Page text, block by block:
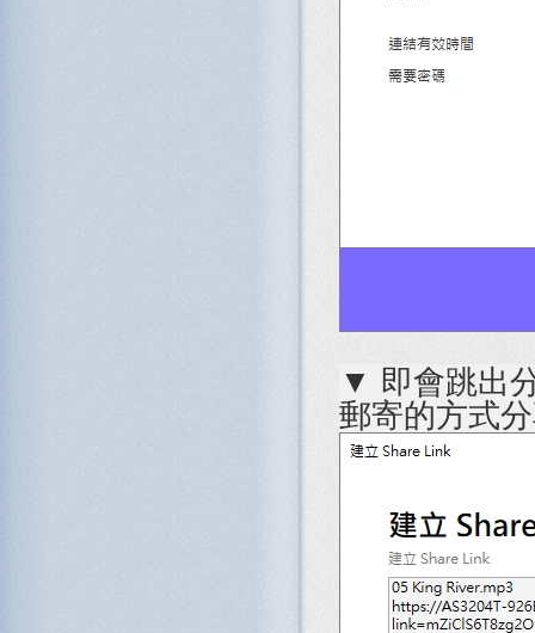
▼ 即會跳出
郵寄的方式